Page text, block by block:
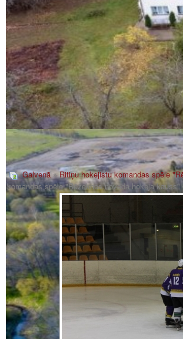
Galvenā»Ritiņu hokejistu komandas spēle
komandas spēle "Rēzeknes novada hokeja kauss"